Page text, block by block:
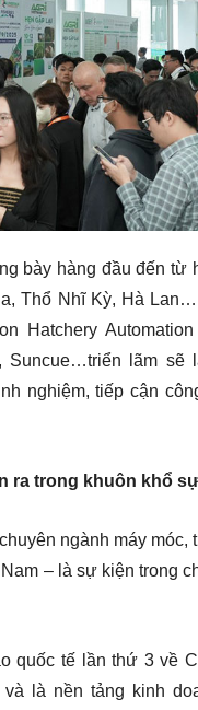
bày hàng đầu đến từ
Thổ Nhĩ Kỳ, Hà
Hatchery
Suncue…triển lãm
nghiệm, tiếp cận
ra trong khuôn khổ
ngành máy móc,
– là sự kiện trong
quốc tế lần thứ 3 về
là nền tảng kinh